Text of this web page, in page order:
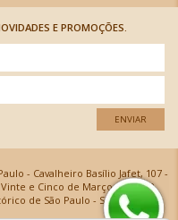
E PROMOÇÕES.
ENVIAR
- Cavalheiro Basílio Jafet, 107 -
e Cinco de Março, 576 - SP,
de São Paulo - SP